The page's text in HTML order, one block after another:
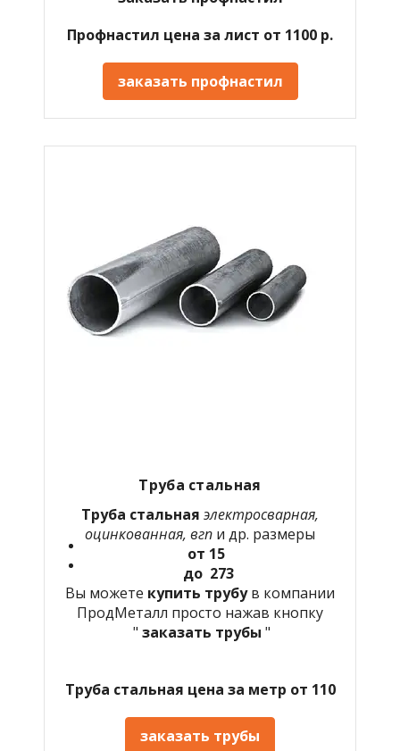
Профнастил цена за лист от 1100 р.
заказать профнастил
Труба стальная
Труба стальная электросварная,
оцинкованная, вгп и др. размеры
от 15
до 273
Вы можете купить трубув компании
ПродМеталл просто нажав кнопку
" заказать трубы "
Труба стальная цена за метр от 110
заказать трубы